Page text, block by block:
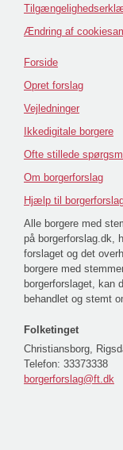
Ændring af
Forside
Opret forslag
Vejledninger
Ikkedigitale borgere
Ofte stillede
Om borgerforslag
Hjælp til
Alle borgere med
på borgerforslag.dk,
forslaget og det
borgere med
borgerforslaget, kan
behandlet og stemt
Folketinget
Christiansborg,
Telefon: 33373338
borgerforslag@ft.dk